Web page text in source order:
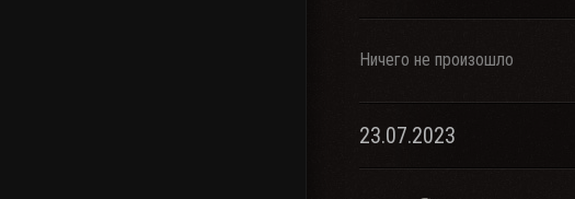
Ничего не произошло
23.07.2023